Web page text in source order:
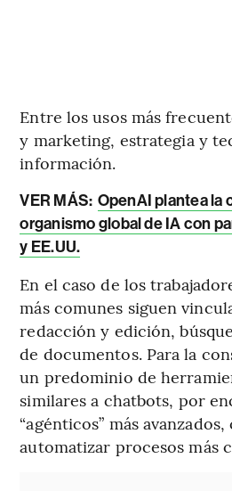
Entre los usos más
y marketing, estrategia y
información.
VER MÁS: OpenAI plantea la
organismo global de IA con
y EE.UU.
En el caso de los
más comunes siguen
redacción y edición,
de documentos. Para la
un predominio de
similares a chatbots, por
“agénticos” más avanzados,
automatizar procesos más